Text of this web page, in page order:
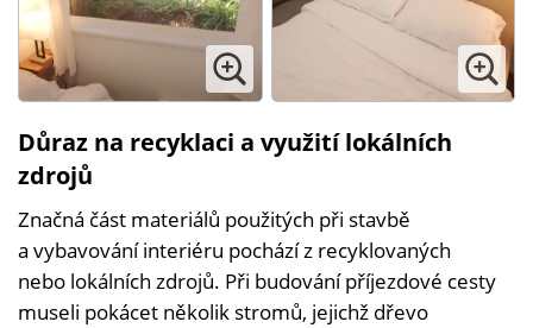
Důraz na recyklaci a využití lokálních
zdrojů
Značná část materiálů použitých při stavbě
a vybavování interiéru pochází z recyklovaných
nebo lokálních zdrojů. Při budování příjezdové cesty
museli pokácet několik stromů, jejichž dřevo